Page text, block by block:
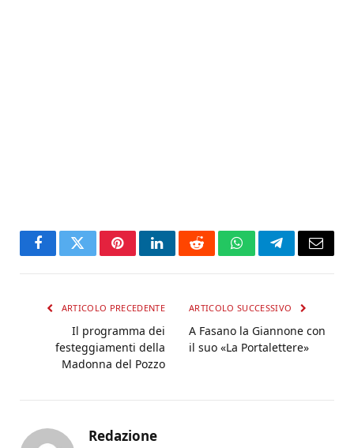
FacebookTwitterPinterestLinkedInRedditWhatsAppTelegramEmail
ARTICOLO PRECEDENTE
Il programma dei
festeggiamenti della
Madonna del Pozzo
ARTICOLO SUCCESSIVO
A Fasano la Giannone con
il suo «La Portalettere»
Redazione